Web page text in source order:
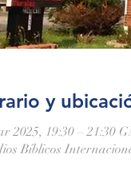
y
2025, 19:30 – 21:30
Bíblicos